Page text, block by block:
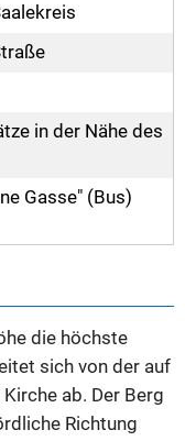
in der Nähe des
Gasse" (Bus)
die höchste
sich von der auf
ab. Der Berg
Richtung